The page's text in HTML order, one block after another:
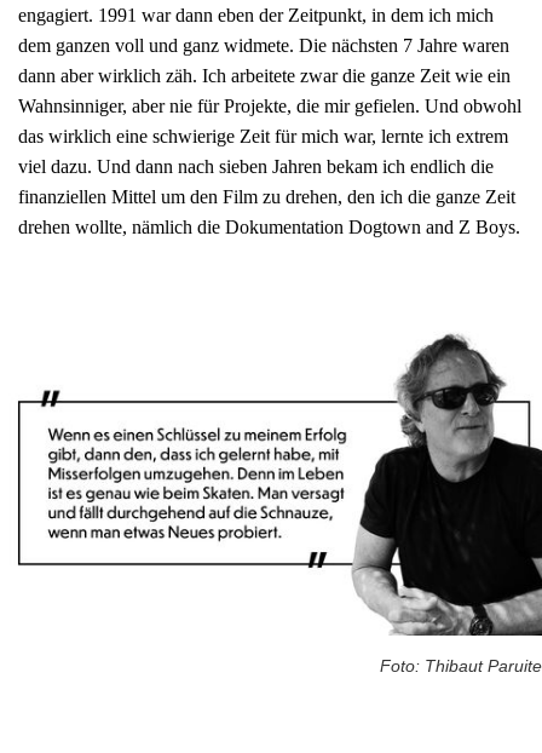
engagiert. 1991 war dann eben der Zeitpunkt, in dem ich mich
dem ganzen voll und ganz widmete. Die nächsten 7 Jahre waren
dann aber wirklich zäh. Ich arbeitete zwar die ganze Zeit wie ein
Wahnsinniger, aber nie für Projekte, die mir gefielen. Und obwohl
das wirklich eine schwierige Zeit für mich war, lernte ich extrem
viel dazu. Und dann nach sieben Jahren bekam ich endlich die
finanziellen Mittel um den Film zu drehen, den ich die ganze Zeit
drehen wollte, nämlich die Dokumentation Dogtown and Z Boys.
Foto: Thibaut Paruite